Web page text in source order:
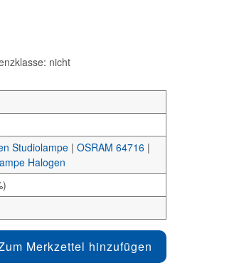
nicht
Studiolampe| OSRAM 64716|
Halogen
Merkzettel hinzufügen